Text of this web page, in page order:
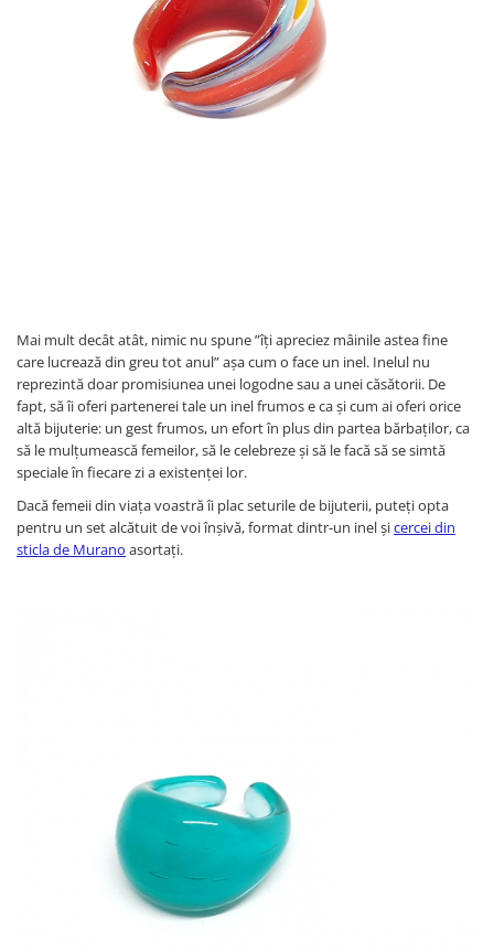
Mai mult decât atât, nimic nu spune ”îți apreciez mâinile astea fine
care lucrează din greu tot anul” așa cum o face un inel. Inelul nu
reprezintă doar promisiunea unei logodne sau a unei căsătorii. De
fapt, să îi oferi partenerei tale un inel frumos e ca și cum ai oferi orice
altă bijuterie: un gest frumos, un efort în plus din partea bărbaților, ca
să le mulțumească femeilor, să le celebreze și să le facă să se simtă
speciale în fiecare zi a existenței lor.
Dacă femeii din viața voastră îi plac seturile de bijuterii, puteți opta
pentru un set alcătuit de voi înșivă, format dintr-un inel șicercei din
sticla de Murano asortați.